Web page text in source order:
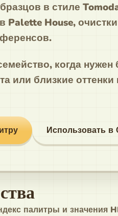
в стиле
Palette House,
когда
или близкие
Использовать в
палитры и значения